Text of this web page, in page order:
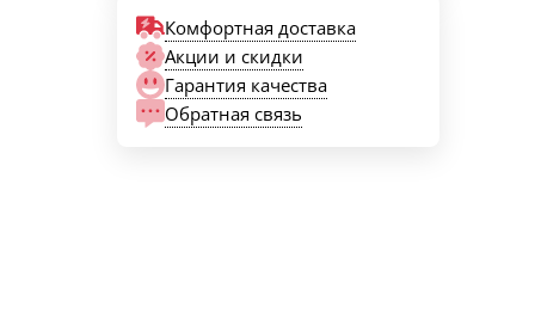
Комфортная доставка
Акции и скидки
Гарантия качества
Обратная связь